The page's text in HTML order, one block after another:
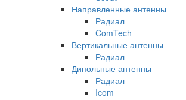
Направленные антенны
Радиал
ComTech
Вертикальные антенны
Радиал
Дипольные антенны
Радиал
Icom